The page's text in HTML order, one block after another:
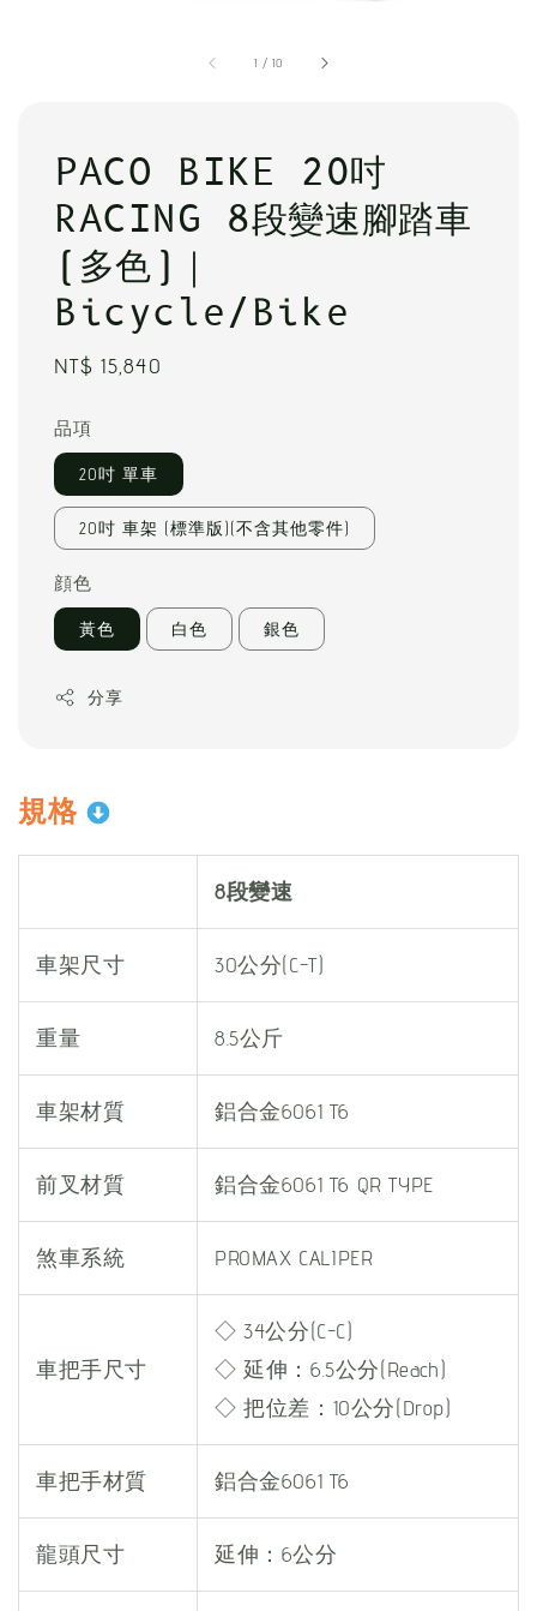
1 /10
PACO BIKE 20吋
RACING 8段變速腳踏車
(多色)｜
Bicycle/Bike
Regular
NT$ 15,840
品項
20吋 單車
20吋 車架 (標準版)(不含其他零件)
顔色
黃色 白色 銀色
分享
規格
8段變速
車架尺寸 30公分(C-T)
重量 8.5公斤
車架材質 鋁合金6061 T6
前叉材質 鋁合金6061 T6 QR TYPE
煞車系統 PROMAX CALIPER
車把手尺寸
◇ 34公分(C-C)
◇ 延伸：6.5公分(Reach)
◇ 把位差：10公分(Drop)
車把手材質 鋁合金6061 T6
龍頭尺寸 延伸：6公分